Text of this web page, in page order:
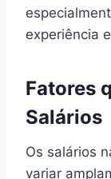
experiência
Fatores
Salários
Os salários
variar